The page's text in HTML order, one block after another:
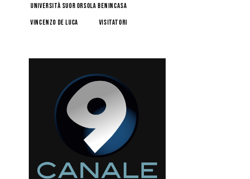
Università Suor Orsola Benincasa
Vincenzo De Luca
visitatori